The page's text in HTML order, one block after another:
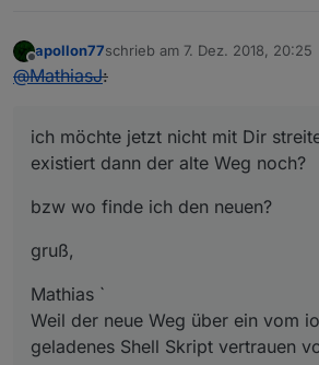
Offline
apollon77schrieb am 7. Dez. 2018, 20:25
zuletzt editiert von
@MathiasJ:
ich möchte jetzt nicht mit Dir
existiert dann der alte Weg noch?
bzw wo finde ich den neuen?
gruß,
Mathias `
Weil der neue Weg über ein vom
geladenes Shell Skript vertrauen